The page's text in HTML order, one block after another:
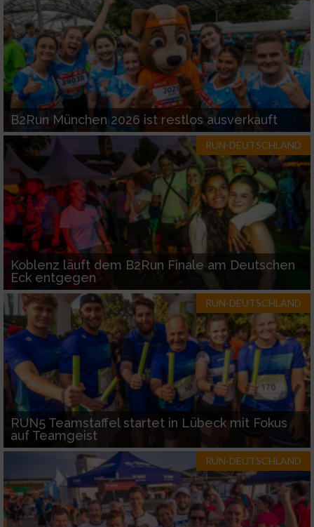
B2Run München 2026 ist restlos ausverkauft
RUN-DEUTSCHLAND
Koblenz läuft dem B2Run Finale am Deutschen
Eck entgegen
RUN-DEUTSCHLAND
RUN5 Teamstaffel startet in Lübeck mit Fokus
auf Teamgeist
RUN-DEUTSCHLAND